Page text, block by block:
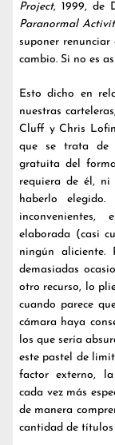
Project, 1999, de
Paranormal
suponer
cambio. Si no es
Esto dicho en
nuestras
Cluff y Chris
que se trata de
gratuita del
requiera de él, ni
haberlo
elaborada (casi
ningún
demasiadas
otro recurso, lo
cuando parece
cámara haya
los que sería
este pastel de
factor externo,
cada vez más
de manera
cantidad de